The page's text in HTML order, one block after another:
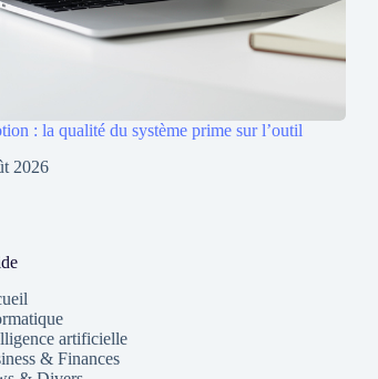
: la qualité du système prime sur l’outil
2026
artificielle
& Finances